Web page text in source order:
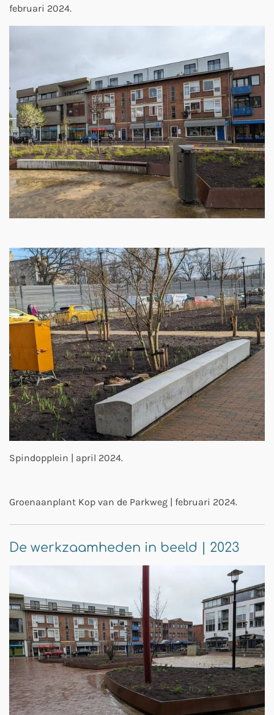
februari 2024.
Spindopplein | april 2024.
Groenaanplant Kop van de Parkweg | februari 2024.
De werkzaamheden in beeld | 2023